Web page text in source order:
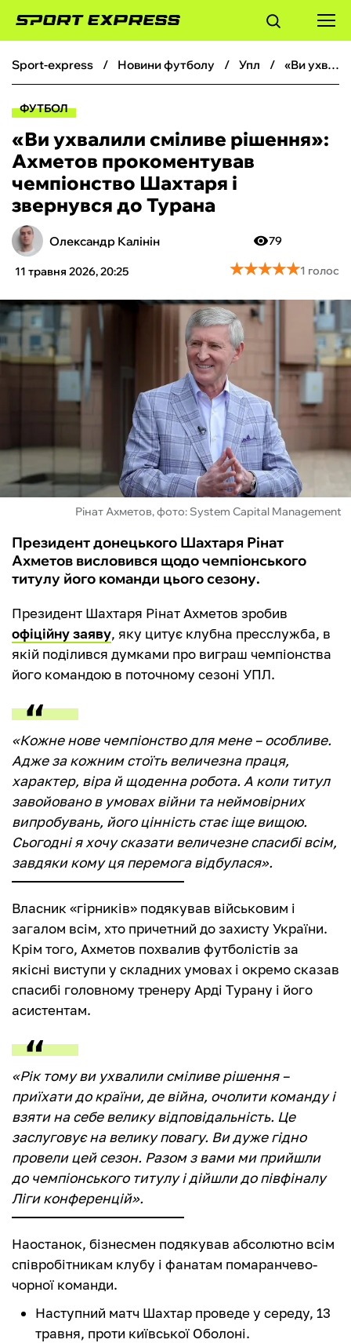
ФУТБОЛ
БОКС
ХОКЕЙ
ТЕНІС
КІБЕРСПОРТ
ЧС-2026
ФУТЗАЛ
sport-express новини футболу упл «Ви ухвалили сміливе рішення»: Ахметов прокоментував чемпіонство Шахтаря і звернувся до Турана
ФУТБОЛ
«Ви ухвалили сміливе рішення»:
Ахметов прокоментував
чемпіонство Шахтаря і
звернувся до Турана
Олександр Калінін
11 травня 2026, 20:25
79
★★★★★
★★★★★1 голос
Рінат Ахметов, фото: System Capital Management
Президент донецького Шахтаря Рінат
Ахметов висловився щодо чемпіонського
титулу його команди цього сезону.
Президент Шахтаря Рінат Ахметов зробив
офіційну заяву, яку цитує клубна пресслужба, в
якій поділився думками про виграш чемпіонства
його командою в поточному сезоні УПЛ.
«Кожне нове чемпіонство для мене – особливе.
Адже за кожним стоїть величезна праця,
характер, віра й щоденна робота. А коли титул
завойовано в умовах війни та неймовірних
випробувань, його цінність стає іще вищою.
Сьогодні я хочу сказати величезне спасибі всім,
завдяки кому ця перемога відбулася».
Власник «гірників» подякував військовим і
загалом всім, хто причетний до захисту України.
Крім того, Ахметов похвалив футболістів за
якісні виступи у складних умовах і окремо сказав
спасибі головному тренеру Арді Турану і його
асистентам.
«Рік тому ви ухвалили сміливе рішення –
приїхати до країни, де війна, очолити команду і
взяти на себе велику відповідальність. Це
заслуговує на велику повагу. Ви дуже гідно
провели цей сезон. Разом з вами ми прийшли
до чемпіонського титулу і дійшли до півфіналу
Ліги конференцій».
Наостанок, бізнесмен подякував абсолютно всім
співробітникам клубу і фанатам помаранчево-
чорної команди.
Наступний матч Шахтар проведе у середу, 13
травня, проти київської Оболоні.